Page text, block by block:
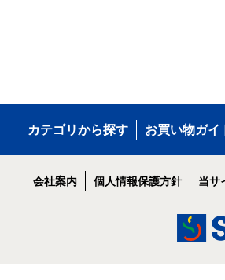
カテゴリから探す お買い物ガイ
会社案内 個人情報保護方針 当サ